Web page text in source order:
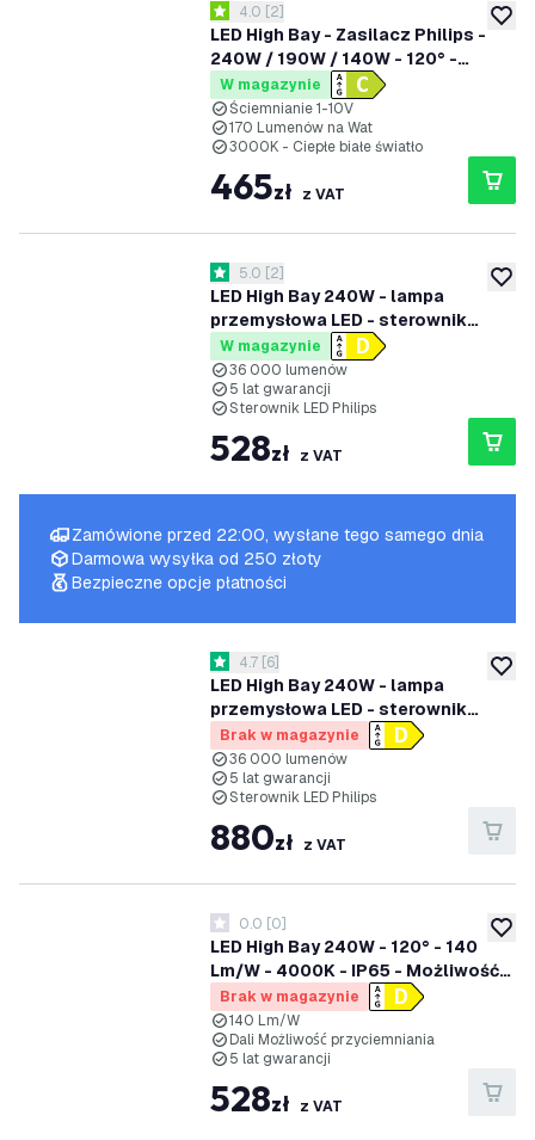
LED High Bay - Zasilacz Philips -
240W / 190W / 140W - 120° -
170lm/W - 3000K - IP65 -
Możliwość przyciemniania - 5 lat
gwarancji
otwórz panel recenzji
4 Gwiazdki oceny
4.0 [2]
W magazynie
Ściemnianie 1-10V
170 Lumenów na Wat
3000K - Ciepłe białe światło
465zł z VAT
LED High Bay 240W - lampa
przemysłowa LED - sterownik
Philips - 120° - 150lm/W - 4000K -
IP65 - możliwość ściemniania - 5
lat gwarancji
otwórz panel recenzji
5 Gwiazdki oceny
5.0 [2]
W magazynie
36 000 lumenów
5 lat gwarancji
Sterownik LED Philips
528zł z VAT
LED High Bay 240W - lampa
przemysłowa LED - sterownik
Philips - 120° - 150Lm/W - 6000K -
IP65 - możliwość ściemniania - 5
lat gwarancji
otwórz panel recenzji
4.7 Gwiazdki oceny
4.7 [6]
Brak w magazynie
36 000 lumenów
5 lat gwarancji
Sterownik LED Philips
880zł z VAT
LED High Bay 240W - 120° - 140
Lm/W - 4000K - IP65 - Możliwość
przyciemniania Dali - 5 lat
gwarancji
0 Gwiazdki oceny
0.0 [0]
Brak w magazynie
140 Lm/W
Dali Możliwość przyciemniania
5 lat gwarancji
528zł z VAT
Zamówione przed 22:00, wysłane tego samego dnia
Darmowa wysyłka od 250 złoty
Bezpieczne opcje płatności